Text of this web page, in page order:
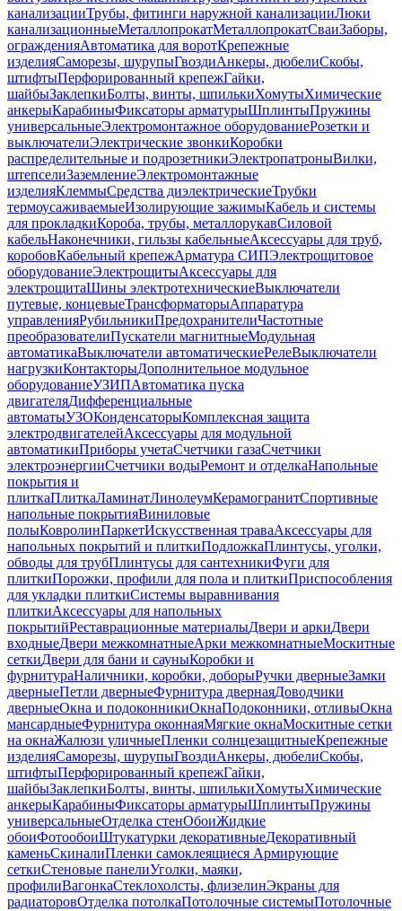
канализацииТрубы, фитинги наружной канализацииЛюки
канализационныеМеталлопрокатМеталлопрокатСваиЗаборы,
огражденияАвтоматика для воротКрепежные
изделияСаморезы, шурупыГвоздиАнкеры, дюбелиСкобы,
штифтыПерфорированный крепежГайки,
шайбыЗаклепкиБолты, винты, шпилькиХомутыХимические
анкерыКарабиныФиксаторы арматурыШплинтыПружины
универсальныеЭлектромонтажное оборудованиеРозетки и
выключателиЭлектрические звонкиКоробки
распределительные и подрозетникиЭлектропатроныВилки,
штепселиЗаземлениеЭлектромонтажные
изделияКлеммыСредства диэлектрическиеТрубки
термоусаживаемыеИзолирующие зажимыКабель и системы
для прокладкиКороба, трубы, металлорукавСиловой
кабельНаконечники, гильзы кабельныеАксессуары для труб,
коробовКабельный крепежАрматура СИПЭлектрощитовое
оборудованиеЭлектрощитыАксессуары для
электрощитаШины электротехническиеВыключатели
путевые, концевыеТрансформаторыАппаратура
управленияРубильникиПредохранителиЧастотные
преобразователиПускатели магнитныеМодульная
автоматикаВыключатели автоматическиеРелеВыключатели
нагрузкиКонтакторыДополнительное модульное
оборудованиеУЗИПАвтоматика пуска
двигателяДифференциальные
автоматыУЗОКонденсаторыКомплексная защита
электродвигателейАксессуары для модульной
автоматикиПриборы учетаСчетчики газаСчетчики
электроэнергииСчетчики водыРемонт и отделкаНапольные
покрытия и
плиткаПлиткаЛаминатЛинолеумКерамогранитСпортивные
напольные покрытияВиниловые
полыКовролинПаркетИскусственная траваАксессуары для
напольных покрытий и плиткиПодложкаПлинтусы, уголки,
обводы для трубПлинтусы для сантехникиФуги для
плиткиПорожки, профили для пола и плиткиПриспособления
для укладки плиткиСистемы выравнивания
плиткиАксессуары для напольных
покрытийРеставрационные материалыДвери и аркиДвери
входныеДвери межкомнатныеАрки межкомнатныеМоскитные
сеткиДвери для бани и сауныКоробки и
фурнитураНаличники, коробки, доборыРучки дверныеЗамки
дверныеПетли дверныеФурнитура двернаяДоводчики
дверныеОкна и подоконникиОкнаПодоконники, отливыОкна
мансардныеФурнитура оконнаяМягкие окнаМоскитные сетки
на окнаЖалюзи уличныеПленки солнцезащитныеКрепежные
изделияСаморезы, шурупыГвоздиАнкеры, дюбелиСкобы,
штифтыПерфорированный крепежГайки,
шайбыЗаклепкиБолты, винты, шпилькиХомутыХимические
анкерыКарабиныФиксаторы арматурыШплинтыПружины
универсальныеОтделка стенОбоиЖидкие
обоиФотообоиШтукатурки декоративныеДекоративный
каменьСкиналиПленки самоклеящиеся Армирующие
сеткиСтеновые панелиУголки, маяки,
профилиВагонкаСтеклохолсты, флизелинЭкраны для
радиаторовОтделка потолкаПотолочные системыПотолочные